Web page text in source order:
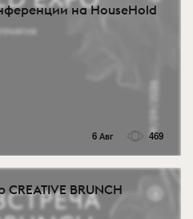
на HouseHold
6 Авг 469
BRUNCH